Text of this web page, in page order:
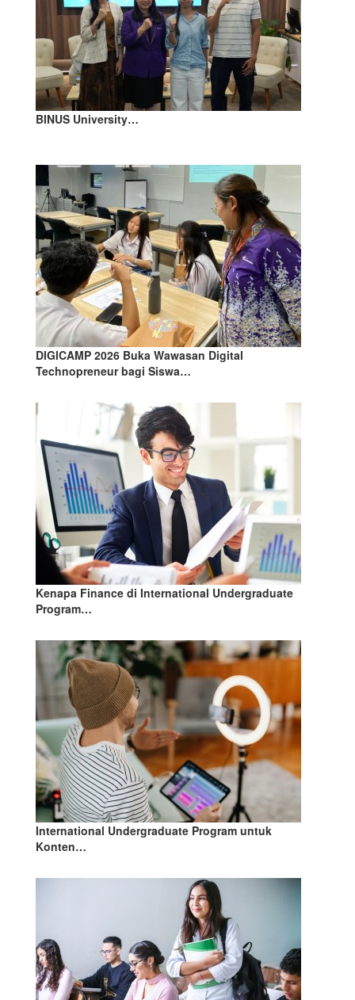
BINUS University…
DIGICAMP 2026 Buka Wawasan Digital
Technopreneur bagi Siswa…
Kenapa Finance di International Undergraduate
Program…
International Undergraduate Program untuk
Konten…